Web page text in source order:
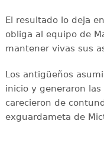
El resultado lo deja
obliga al equipo de
mantener vivas sus
Los antigüeños
inicio y generaron
carecieron de
exguardameta de